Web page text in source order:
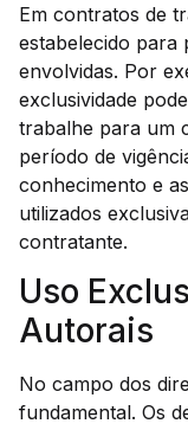
Em contratos de
estabelecido para
envolvidas. Por
exclusividade
trabalhe para um
período de
conhecimento e
utilizados
contratante.
Uso
Autorais
No campo dos
fundamental. Os